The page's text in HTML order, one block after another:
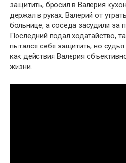
защитить, бросил в Валерия
держал в руках. Валерий от
больнице, а соседа засудили за
Последний подал ходатайство,
пытался себя защитить, но
как действия Валерия
жизни.